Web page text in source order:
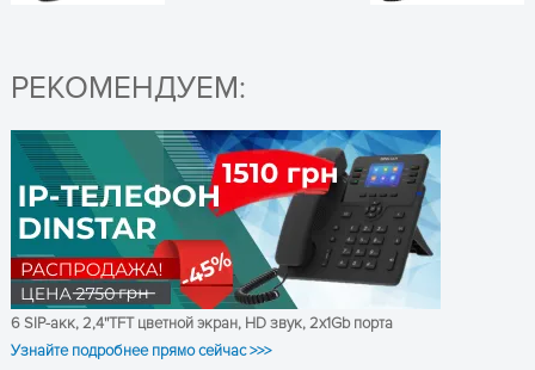
РЕКОМЕНДУЕМ:
6 SIP-акк, 2,4''TFT цветной экран, HD звук, 2x1Gb порта
Узнайте подробнее прямо сейчас >>>
Характеристки
вызова
Удержание вызова, Mute,
DND (Поддержка режима
"Не беспокоить")
Быстрый набор. Горячая
линия
Повторный набор.
Обратный звонок
Автодозвон, автоответчик
Абонентская группа
ПОЛУЧИТЬ КОНСУЛЬТАЦИЮ